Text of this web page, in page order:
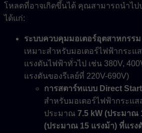
โหลดที่อาจเกิดขึ้นได้ คุณสามารถนำไป
ได้แก่:
ระบบควบคุมมอเตอร์อุตสาหกรรม
เหมาะสำหรับมอเตอร์ไฟฟ้ากระแ
แรงดันไฟฟ้าทั่วไป เช่น 380V,
แรงดันของรีเลย์ที่ 220V-690V)
การสตาร์ทแบบ Direct
สำหรับมอเตอร์ไฟฟ้ากระแส
ประมาณ 7.5 kW (ประมาณ
(ประมาณ 15 แรงม้า) ที่แรง